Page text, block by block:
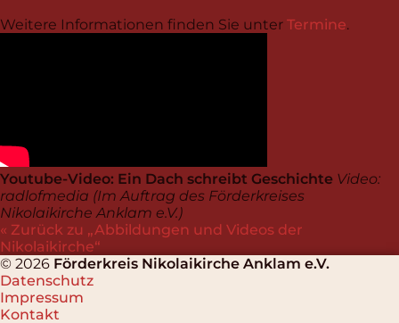
Weitere Informationen finden Sie unter Termine.
Youtube-Video: Ein Dach schreibt Geschichte Video:
radlofmedia (Im Auftrag des Förderkreises
Nikolaikirche Anklam e.V.)
« Zurück zu
Abbildungen und Videos der
Nikolaikirche
© 2026 Förderkreis Nikolaikirche Anklam e.V.
Datenschutz
Impressum
Kontakt